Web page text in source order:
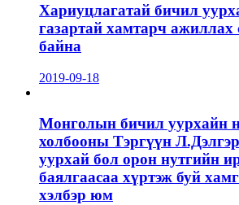
Хариуцлагатай бичил
газартай хамтарч ажиллах
байна
2019-09-18
Монголын бичил уурхайн
холбооны Тэргүүн
уурхай бол орон нутгийн
баялгаасаа хүртэж буй
хэлбэр юм